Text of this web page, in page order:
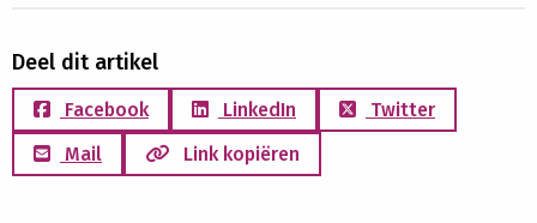
Deel dit artikel
Facebook LinkedIn
Twitter
Mail
Link kopiëren